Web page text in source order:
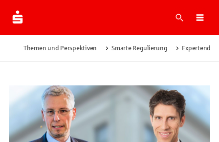
Suche
Themen und Perspektiven Smarte Regulierung